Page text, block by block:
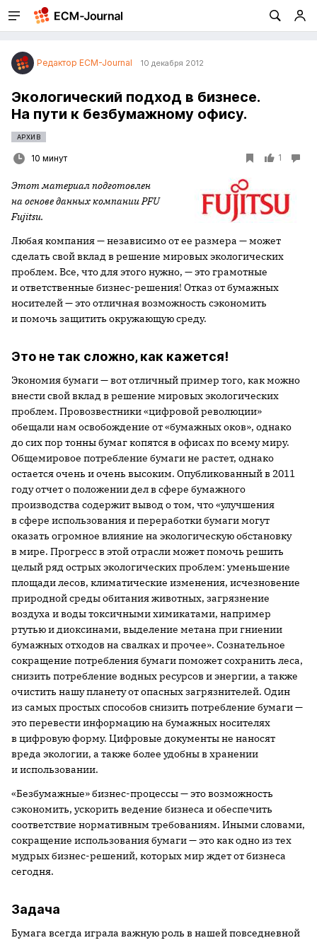
Редактор ECM-Journal 10 декабря 2012
Экологический подход в бизнесе.
На пути к безбумажному офису.
АРХИВ
10 минут 1
Этот материал подготовлен
на основе данных компании PFU
Fujitsu.
Любая компания — независимо от ее размера — может
сделать свой вклад в решение мировых экологических
проблем. Все, что для этого нужно, — это грамотные
и ответственные бизнес-решения! Отказ от бумажных
носителей — это отличная возможность сэкономить
и помочь защитить окружающую среду.
Это не так сложно, как кажется!
Экономия бумаги — вот отличный пример того, как можно
внести свой вклад в решение мировых экологических
проблем. Провозвестники «цифровой революции»
обещали нам освобождение от «бумажных оков», однако
до сих пор тонны бумаг копятся в офисах по всему миру.
Общемировое потребление бумаги не растет, однако
остается очень и очень высоким. Опубликованный в 2011
году отчет о положении дел в сфере бумажного
производства содержит вывод о том, что «улучшения
в сфере использования и переработки бумаги могут
оказать огромное влияние на экологическую обстановку
в мире. Прогресс в этой отрасли может помочь решить
целый ряд острых экологических проблем: уменьшение
площади лесов, климатические изменения, исчезновение
природной среды обитания животных, загрязнение
воздуха и воды токсичными химикатами, например
ртутью и диоксинами, выделение метана при гниении
бумажных отходов на свалках и прочее». Сознательное
сокращение потребления бумаги поможет сохранить леса,
снизить потребление водных ресурсов и энергии, а также
очистить нашу планету от опасных загрязнителей. Один
из самых простых способов снизить потребление бумаги —
это перевести информацию на бумажных носителях
в цифровую форму. Цифровые документы не наносят
вреда экологии, а также более удобны в хранении
и использовании.
«Безбумажные» бизнес-процессы — это возможность
сэкономить, ускорить ведение бизнеса и обеспечить
соответствие нормативным требованиям. Иными словами,
сокращение использования бумаги — это как одно из тех
мудрых бизнес-решений, которых мир ждет от бизнеса
сегодня.
Задача
Бумага всегда играла важную роль в нашей повседневной